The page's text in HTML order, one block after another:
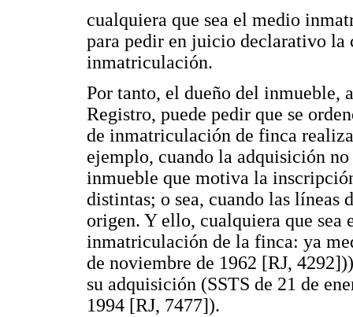
cualquiera que sea el medio
para pedir en juicio declarativo la
inmatriculación.
Por tanto, el dueño del inmueble,
Registro, puede pedir que se
de inmatriculación de finca
ejemplo, cuando la adquisición
inmueble que motiva la
distintas; o sea, cuando las
origen. Y ello, cualquiera que sea
inmatriculación de la finca: ya
de noviembre de 1962 [RJ,
su adquisición (SSTS de 21 de
1994 [RJ, 7477]).